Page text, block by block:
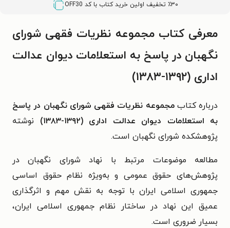
٪۳۰ تخفیف اولین خرید کتاب با کد OFF30
معرفی کتاب مجموعه نظریات فقهی شورای
نگهبان در پاسخ به استعلامات دیوان عدالت
اداری (۱۳۹۲-۱۳۸۳)
درباره کتابمجموعه نظریات فقهی شورای نگهبان در پاسخ
به استعلامات دیوان عدالت اداری (۱۳۹۲-۱۳۸۳)
نوشته
پژوهشکده شورای نگهبان است.
مطالعه‌ موضوعات مرتبط با نهاد شورای نگهبان در
پژوهش‌های حقوق عمومی و به‌ویژه نظام حقوق اساسی
جمهوری اسلامی ایران با توجه به نقش مهم و اثرگذاری
عمیق این نهاد در ساختار نظام جمهوری اسلامی ایران،
بسیار ضروری است.